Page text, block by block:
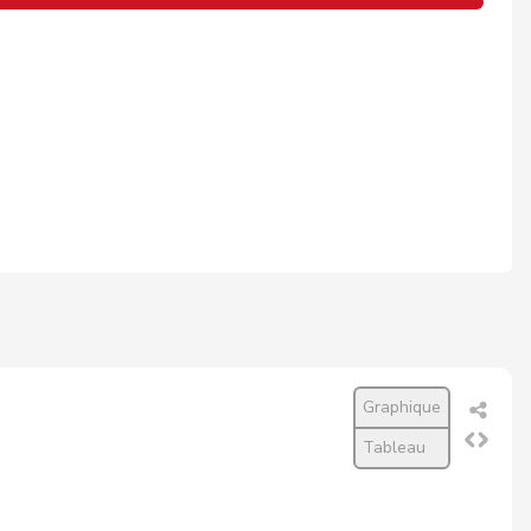
Graphique
Tableau